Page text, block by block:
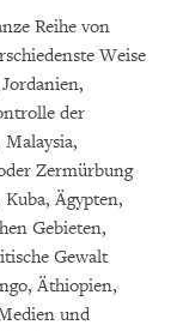
Reihe von
Weise
der
Zermürbung
Ägypten,
Gebieten,
Gewalt
Äthiopien,
und